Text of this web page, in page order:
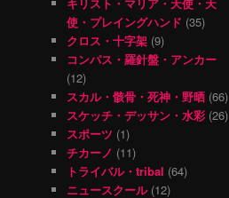
使・プレイングハンド (35)
クロス・十字架 (9)
コンパス・羅針盤・アンカー
(12)
スカル・骸骨・死神・野晒 (66)
スケッチ・デッサン・水彩 (26)
スポーツ (1)
チカーノ (11)
トライバル・tribal (64)
ニュースクール(12)